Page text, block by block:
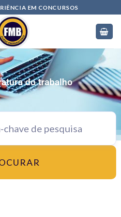
EM CONCURSOS
do trabalho